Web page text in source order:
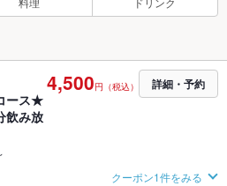
ース★
飲み放
4,500円（税込） 詳細・予約
クーポン1件をみる